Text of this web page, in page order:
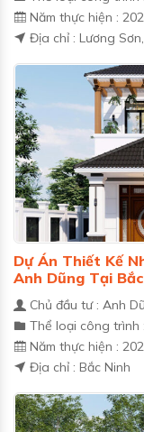
Năm thực hiện :
Địa chỉ : Lương
Dự Án Thiết Kế
Anh Dũng Tại
Chủ đầu tư : Anh
Thể loại công trình
Năm thực hiện :
Địa chỉ : Bắc Ninh